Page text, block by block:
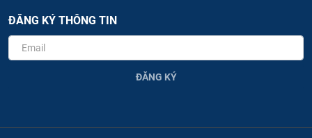
ĐĂNG KÝ THÔNG TIN
ĐĂNG KÝ